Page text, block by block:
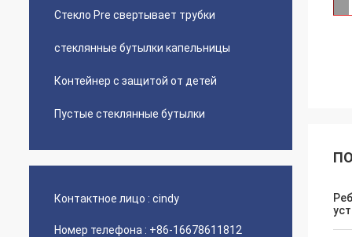
Стекло Pre свертывает трубки
стеклянные бутылки капельницы
Контейнер с защитой от детей
Пустые стеклянные бутылки
Контактное лицо : cindy
Номер телефона : +86-16678611812